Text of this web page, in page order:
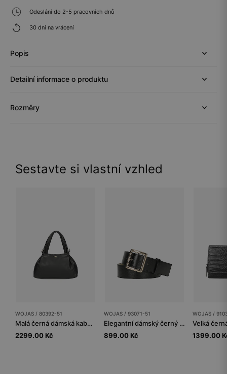
Odeslání do 2-5 pracovních dnů
30 dní na vrácení
Popis
Detailní informace o produktu
Rozměry
Sestavte si vlastní vzhled
WOJAS / 80392-51
Malá černá dámská kabelka z hladké kůže
2299.00 Kč
WOJAS / 93071-51
Elegantní dámský černý pásek se zlatou přezkou
899.00 Kč
WOJAS /
1399.00